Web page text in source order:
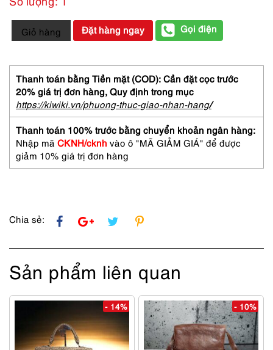
2574-
Túi
vai-
Etro
Paisley
vintage
shoulder
bag-
Đã
sử
dụng
Giỏ hàng Đặt hàng ngay Gọi điện
Thanh toán bằng Tiền mặt (COD): Cần đặt cọc trước
20% giá trị đơn hàng, Quy định trong mục
https://kiwiki.vn/phuong-thuc-giao-nhan-hang/
Thanh toán 100% trước bằng chuyển khoản ngân hàng:
Nhập mã CKNH/cknh vào ô "MÃ GIẢM GIÁ" để được
giảm 10% giá trị đơn hàng
Chia sẻ:
Sản phẩm liên quan
- 14% - 10%